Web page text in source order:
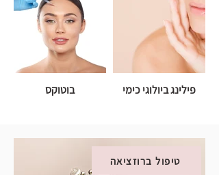
פילינג ביולוגי כימי בוטוקס
טיפול ברוזציאה